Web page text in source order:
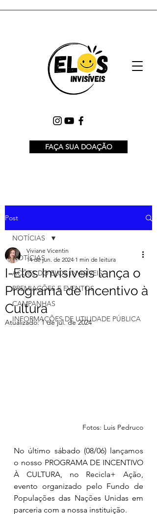
FAÇA SUA DOAÇÃO
Post
NOTÍCIAS
AÇÕES DO ELOS INVISÍVEIS
PREMIAÇÕES E EVENTOS
CAMPANHAS
INFORMAÇÕES DE UTILIDADE PÚBLICA
NOTÍCIAS
I-Elos Invisíveis lança o
Programa de Incentivo à
Cultura
Viviane Vicentin
14 de jun. de 2024 1 min de leitura
Atualizado:1 de jul. de 2024
Fotos: Luis Pedruco
No último sábado (08/06) lançamos
o nosso PROGRAMA DE INCENTIVO
À CULTURA, no Recicla+ Ação,
evento organizado pelo Fundo de
Populações das Nações Unidas em
parceria com a nossa instituição.